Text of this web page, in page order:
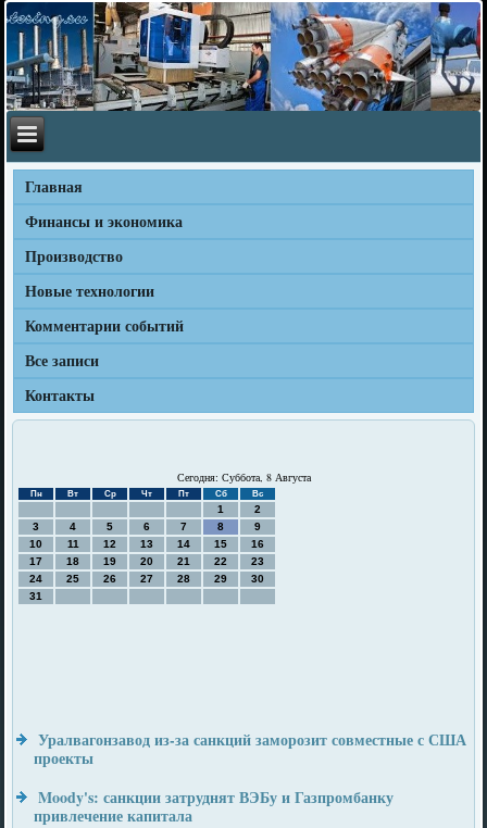
Главная
Финансы и экономика
Производство
Новые технологии
Комментарии событий
Все записи
Контакты
Сегодня: Суббота, 8 Августа
Пн Вт Ср Чт Пт Сб Вс
1
2
3
4 5 6 7 8
9
10
11 12 13 14 15
16
17
18 19 20 21 22
23
24
25 26 27 28 29
30
31
Уралвагонзавод из-за санкций заморозит совместные с США
проекты
Moody's: санкции затруднят ВЭБу и Газпромбанку
привлечение капитала